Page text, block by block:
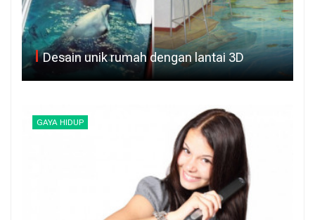
Desain unik rumah dengan lantai 3D
GAYA HIDUP